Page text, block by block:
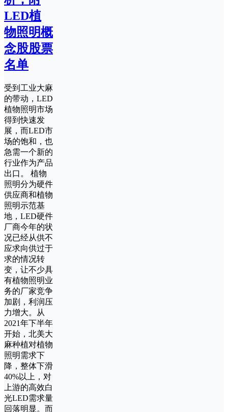
LED植
物照明概
念股股票
名单
受到工业大麻
的带动，LED
植物照明市场
得到快速发
展，而LED市
场的饱和，也
急需一个新的
行业作为产品
出口。 植物
照明分为硬件
供应商和植物
照明示范基
地，LED硬件
厂商今年的状
况已经从供不
应求向供过于
求的情况转
变，让不少具
有植物照明业
务的厂家竞争
加剧，利润压
力增大。从
2021年下半年
开始，北美大
麻种植对植物
照明需求下
降，整体下滑
40%以上，对
上游的高效白
光LED需求量
回落明显。而